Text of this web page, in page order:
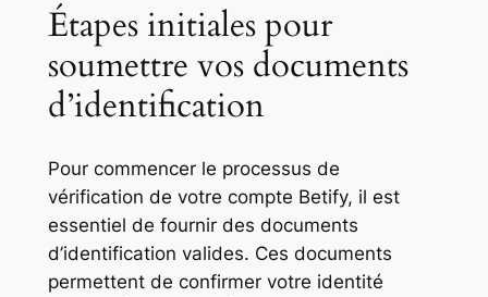
Étapes initiales pour
soumettre vos documents
d’identification
Pour commencer le processus de
vérification de votre compte Betify, il est
essentiel de fournir des documents
d’identification valides. Ces documents
permettent de confirmer votre identité